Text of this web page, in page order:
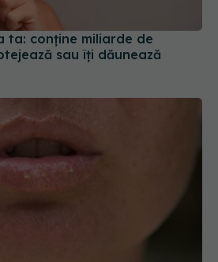
ta: conține miliarde de
sau îți dăunează